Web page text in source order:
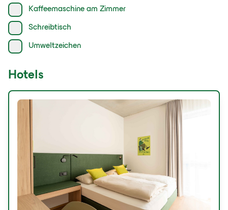
Kaffeemaschine am Zimmer
Schreibtisch
Umweltzeichen
Hotels